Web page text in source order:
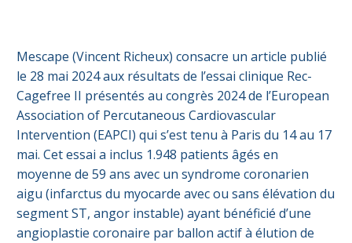
Mescape (Vincent Richeux) consacre un article publié
le 28 mai 2024 aux résultats de l’essai clinique Rec-
Cagefree II présentés au congrès 2024 de l’European
Association of Percutaneous Cardiovascular
Intervention (EAPCI) qui s’est tenu à Paris du 14 au 17
mai. Cet essai a inclus 1.948 patients âgés en
moyenne de 59 ans avec un syndrome coronarien
aigu (infarctus du myocarde avec ou sans élévation du
segment ST, angor instable) ayant bénéficié d’une
angioplastie coronaire par ballon actif à élution de